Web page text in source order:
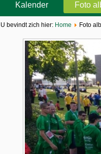
Kalender Foto
U bevindt zich hier: Home Foto